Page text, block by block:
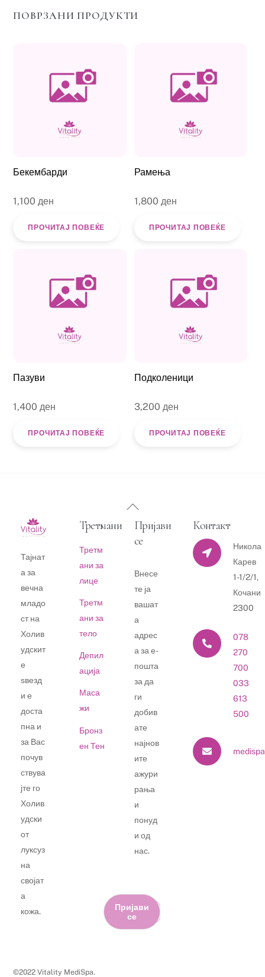
ПОВРЗАНИ ПРОДУКТИ
Бекембарди
1,100 ден
ПРОЧИТАЈ ПОВЕЌЕ
Рамења
1,800 ден
ПРОЧИТАЈ ПОВЕЌЕ
Пазуви
1,400 ден
ПРОЧИТАЈ ПОВЕЌЕ
Подколеници
3,200 ден
ПРОЧИТАЈ ПОВЕЌЕ
Back
To
Top
Тајнат
а за
вечна
младо
ст на
Холив
удскит
е
ѕвезд
и е
доста
пна и
за Вас
почув
ствува
јте го
Холив
удски
от
луксуз
на
својат
а
кожа.
Третмани
Третм
ани за
лице
Третм
ани за
тело
Депил
ација
Маса
жи
Бронз
ен Тен
Пријави
се
Внесе
те ја
вашат
а
адрес
а за е-
пошта
за да
ги
добив
ате
најнов
ите
ажури
рања
и
понуд
и од
нас.
Пријави
се
Контакт
Никола
Карев
1-1/2/1,
Кочани
2300
078
270
700
033
613
500
©2022 Vitality MediSpa.